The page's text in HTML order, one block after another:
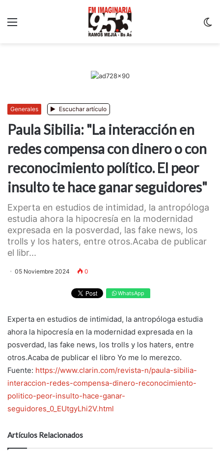
Generales Escuchar artículo
Paula Sibilia: "La interacción en
redes compensa con dinero o con
reconocimiento político. El peor
insulto te hace ganar seguidores"
Experta en estudios de intimidad, la antropóloga
estudia ahora la hipocresía en la modernidad
expresada en la posverdad, las fake news, los
trolls y los haters, entre otros.Acaba de publicar
el libr...
05 Noviembre 2024 0
WhatsApp
Experta en estudios de intimidad, la antropóloga estudia
ahora la hipocresía en la modernidad expresada en la
posverdad, las fake news, los trolls y los haters, entre
otros.Acaba de publicar el libro Yo me lo merezco.
Fuente: https://www.clarin.com/revista-n/paula-sibilia-
interaccion-redes-compensa-dinero-reconocimiento-
politico-peor-insulto-hace-ganar-
seguidores_0_EUtgyLhi2V.html
Artículos Relacionados